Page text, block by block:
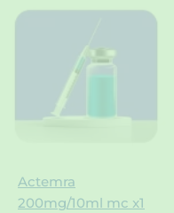
Actemra
200mg/10ml mc x1